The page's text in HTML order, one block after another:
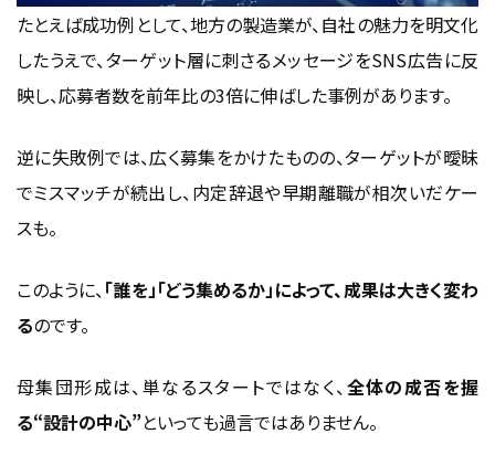
たとえば成功例として、地方の製造業が、自社の魅力を明文化
したうえで、ターゲット層に刺さるメッセージをSNS広告に反
映し、応募者数を前年比の3倍に伸ばした事例があります。
逆に失敗例では、広く募集をかけたものの、ターゲットが曖昧
でミスマッチが続出し、内定辞退や早期離職が相次いだケー
スも。
このように、「誰を」「どう集めるか」によって、成果は大きく変わ
るのです。
母集団形成は、単なるスタートではなく、全体の成否を握
る“設計の中心”といっても過言ではありません。